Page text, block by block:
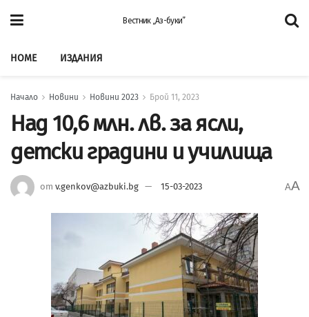
Вестник „Аз-буки”
HOME ИЗДАНИЯ
Начало Новини Новини 2023 Брой 11, 2023
Над 10,6 млн. лв. за ясли,
детски градини и училища
от v.genkov@azbuki.bg 15-03-2023 AA